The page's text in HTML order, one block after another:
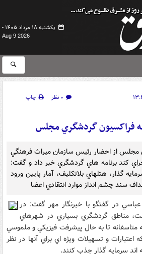
یکشنبه ۱۸ مرداد ۱۴۰۵ -
Aug 9 2026
۰ نظر
چاپ
فراکسيون گردشگري مجلس
از احضار رئيس سازمان ميراث فرهنگي
کند برنامه هاي گردشگري خبر داد و گفت:
گذار، هتلهاي بلاتکليف، آمار پايين ورود
سند چشم انداز موارد انتقادي اعضا
در گفتگو با خبرنگار مهر گفت: در
مناطق گردشگري بسياري در شهرهاي
متاسفانه تا به حال پيشرفت فيزيکي و ملموسي
اعتبارات و تسهيلات ويژه اي براي آنها در نظر
اند سرمايه گذار جذب کنند.